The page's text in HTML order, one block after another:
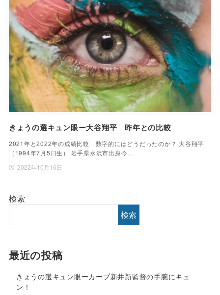
きょうの選キュン眼ー大谷翔平 昨年との比較
2021年と2022年の成績比較 数字的にはどうだったのか？ 大谷翔平
（1994年7月5日生） 岩手県水沢市出身今…
2022年10月16日
検索
検索
最近の投稿
きょうの選キュン眼ーカープ新井新監督の手腕にキュ
ン！